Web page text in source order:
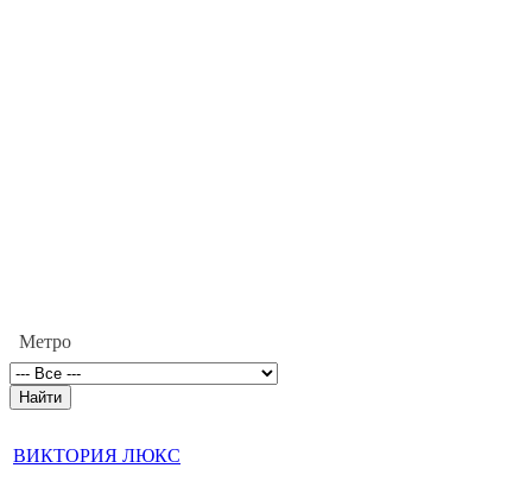
Метро
ВИКТОРИЯ ЛЮКС